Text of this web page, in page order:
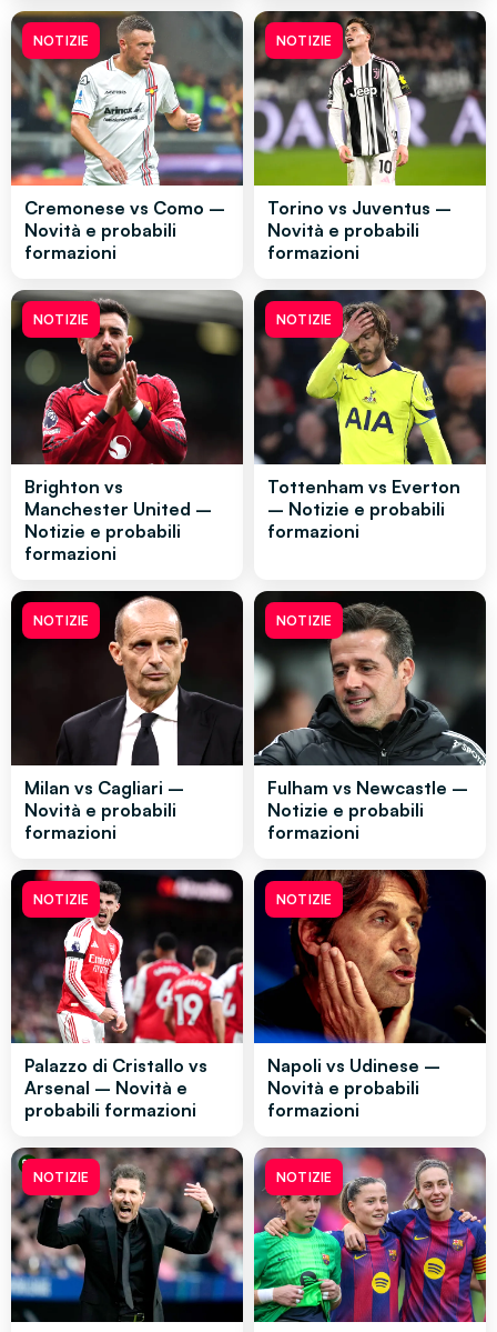
NOTIZIE
Cremonese vs Como –
Novità e probabili
formazioni
NOTIZIE
Torino vs Juventus –
Novità e probabili
formazioni
NOTIZIE
Brighton vs
Manchester United –
Notizie e probabili
formazioni
NOTIZIE
Tottenham vs Everton
– Notizie e probabili
formazioni
NOTIZIE
Milan vs Cagliari –
Novità e probabili
formazioni
NOTIZIE
Fulham vs Newcastle –
Notizie e probabili
formazioni
NOTIZIE
Palazzo di Cristallo vs
Arsenal – Novità e
probabili formazioni
NOTIZIE
Napoli vs Udinese –
Novità e probabili
formazioni
NOTIZIE NOTIZIE